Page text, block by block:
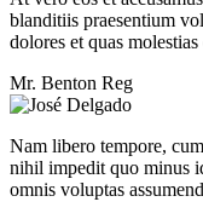
blanditiis praesentium
dolores et quas
Mr. Benton Reg
Nam libero tempore,
nihil impedit quo minus
omnis voluptas